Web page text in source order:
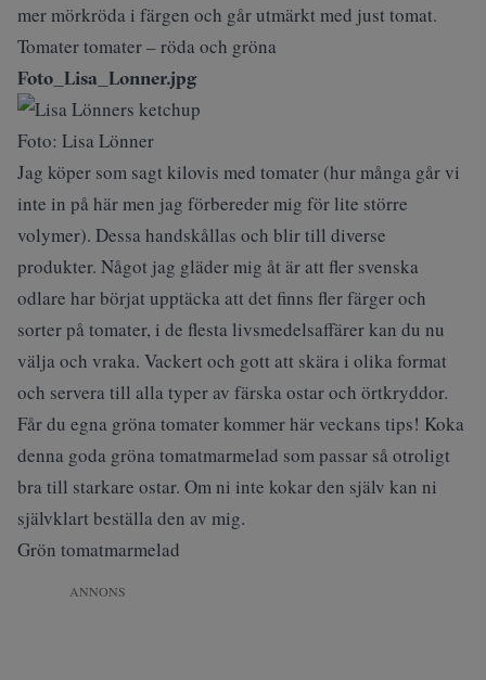
mer mörkröda i färgen och går utmärkt med just tomat.
Tomater tomater – röda och gröna
Foto_Lisa_Lonner.jpg
Foto: Lisa Lönner
Jag köper som sagt kilovis med tomater (hur många går vi
inte in på här men jag förbereder mig för lite större
volymer). Dessa handskållas och blir till diverse
produkter. Något jag gläder mig åt är att fler svenska
odlare har börjat upptäcka att det finns fler färger och
sorter på tomater, i de flesta livsmedelsaffärer kan du nu
välja och vraka. Vackert och gott att skära i olika format
och servera till alla typer av färska ostar och örtkryddor.
Får du egna gröna tomater kommer här veckans tips! Koka
denna goda gröna tomatmarmelad som passar så otroligt
bra till starkare ostar. Om ni inte kokar den själv kan ni
självklart beställa den av mig.
Grön tomatmarmelad
ANNONS